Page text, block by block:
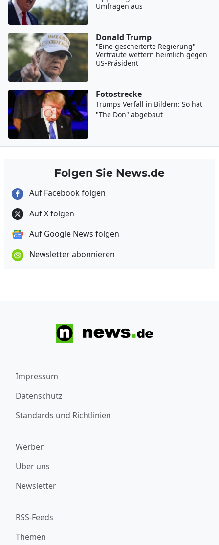
Umfragen aus
Donald Trump
"Eine gescheiterte Regierung" -
Vertraute wettern heimlich gegen
US-Präsident
Fotostrecke
Trumps Verfall in Bildern: So hat
"The Don" abgebaut
Folgen Sie News.de
Auf Facebook folgen
Auf X folgen
Auf Google News folgen
Newsletter abonnieren
Impressum
Datenschutz
Standards und Richtlinien
Werben
Über uns
Newsletter
RSS-Feeds
Themen